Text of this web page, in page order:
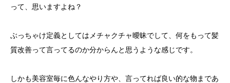
って、思いますよね？
ぶっちゃけ定義としてはメチャクチャ曖昧でして、何をもって髪
質改善って言ってるのか分からんと思うような感じです。
しかも美容室毎に色んなやり方や、言ってれば良い的な物まであ